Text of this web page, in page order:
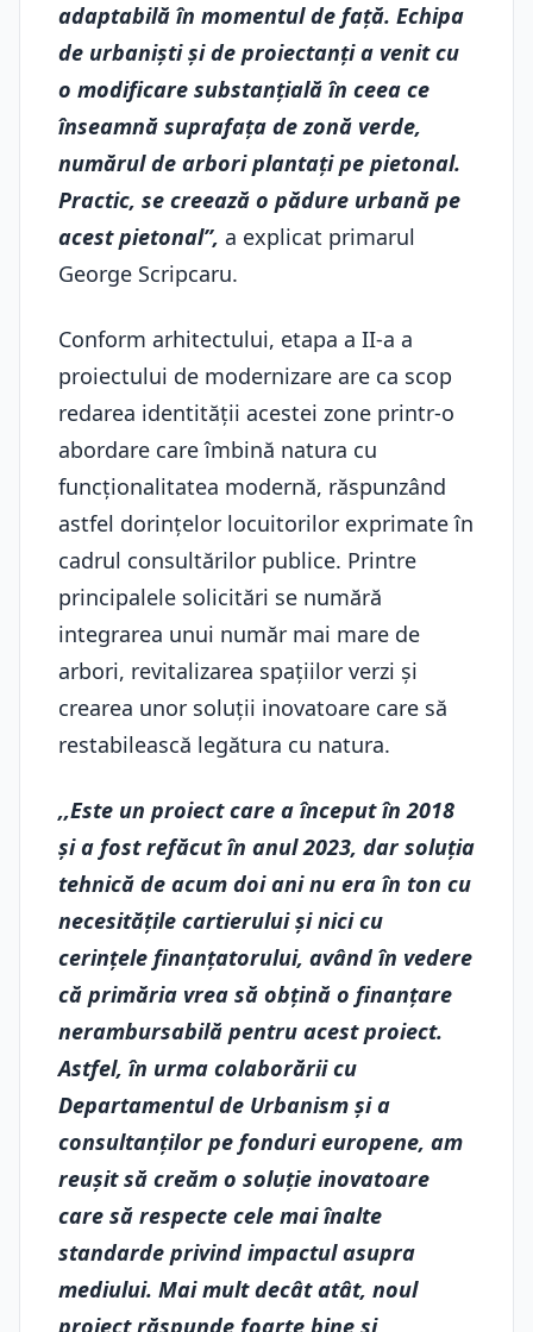
adaptabilă în momentul de față. Echipa
de urbaniști și de proiectanți a venit cu
o modificare substanțială în ceea ce
înseamnă suprafața de zonă verde,
numărul de arbori plantați pe pietonal.
Practic, se creează o pădure urbană pe
acest pietonal”, a explicat primarul
George Scripcaru.
Conform arhitectului, etapa a II-a a
proiectului de modernizare are ca scop
redarea identității acestei zone printr-o
abordare care îmbină natura cu
funcționalitatea modernă, răspunzând
astfel dorințelor locuitorilor exprimate în
cadrul consultărilor publice. Printre
principalele solicitări se numără
integrarea unui număr mai mare de
arbori, revitalizarea spațiilor verzi și
crearea unor soluții inovatoare care să
restabilească legătura cu natura.
,,Este un proiect care a început în 2018
și a fost refăcut în anul 2023, dar soluția
tehnică de acum doi ani nu era în ton cu
necesitățile cartierului și nici cu
cerințele finanțatorului, având în vedere
că primăria vrea să obțină o finanțare
nerambursabilă pentru acest proiect.
Astfel, în urma colaborării cu
Departamentul de Urbanism și a
consultanților pe fonduri europene, am
reușit să creăm o soluție inovatoare
care să respecte cele mai înalte
standarde privind impactul asupra
mediului. Mai mult decât atât, noul
proiect răspunde foarte bine și